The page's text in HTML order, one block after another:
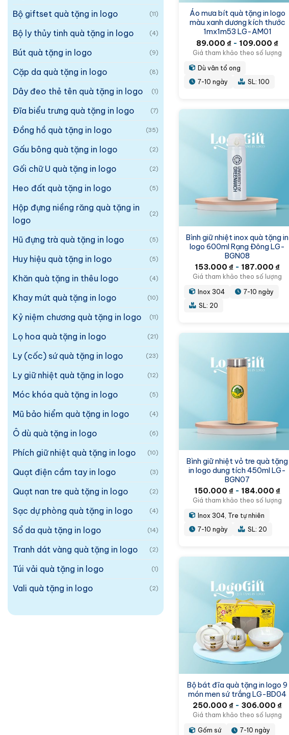
Bộ giftset quà tặng in logo (11)
Bộ ly thủy tinh quà tặng in logo (4)
Bút quà tặng in logo (9)
Cặp da quà tặng in logo (8)
Dây đeo thẻ tên quà tặng in logo (1)
Đĩa biểu trưng quà tặng in logo (7)
Đồng hồ quà tặng in logo (35)
Gấu bông quà tặng in logo (2)
Gối chữ U quà tặng in logo (2)
Heo đất quà tặng in logo (5)
Hộp đựng niềng răng quà tặng in
logo
(2)
Hũ đựng trà quà tặng in logo (5)
Huy hiệu quà tặng in logo (5)
Khăn quà tặng in thêu logo (4)
Khay mứt quà tặng in logo (10)
Kỷ niệm chương quà tặng in logo (11)
Lọ hoa quà tặng in logo (21)
Ly (cốc) sứ quà tặng in logo (23)
Ly giữ nhiệt quà tặng in logo (12)
Móc khóa quà tặng in logo (5)
Mũ bảo hiểm quà tặng in logo (4)
Ô dù quà tặng in logo (6)
Phích giữ nhiệt quà tặng in logo (10)
Quạt điện cầm tay in logo (3)
Quạt nan tre quà tặng in logo (2)
Sạc dự phòng quà tặng in logo (4)
Sổ da quà tặng in logo (14)
Tranh dát vàng quà tặng in logo (2)
Túi vải quà tặng in logo (1)
Vali quà tặng in logo (2)
Áo mưa bít quà tặng in logo
màu xanh dương kích thước
1mx1m53 LG-AM01
89.000₫ - 109.000₫
Giá tham khảo theo số lượng
Dù vân tổ ong
7-10 ngày
SL: 100
Bình giữ nhiệt inox quà tặng in
logo 600ml Rạng Đông LG-
BGN08
153.000₫ - 187.000₫
Giá tham khảo theo số lượng
Inox 304
7-10 ngày
SL: 20
Bình giữ nhiệt vỏ tre quà tặng
in logo dung tích 450ml LG-
BGN07
150.000₫ - 184.000₫
Giá tham khảo theo số lượng
Inox 304, Tre tự nhiên
7-10 ngày
SL: 20
Bộ bát đĩa quà tặng in logo 9
món men sứ trắng LG-BD04
250.000₫ - 306.000₫
Giá tham khảo theo số lượng
Gốm sứ
7-10 ngày